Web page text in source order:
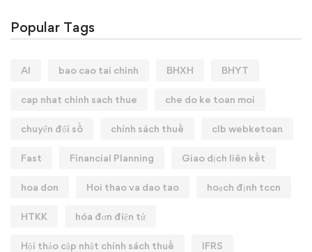
Popular Tags
AI bao cao tai chinh BHXH BHYT
cap nhat chinh sach thue che do ke toan moi
chuyển đổi số chính sách thuế clb webketoan
Fast Financial Planning Giao dịch liên kết
hoa don Hoi thao va dao tao hoạch định tccn
HTKK hóa đơn điện tử
Hội thảo cập nhật chính sách thuế IFRS